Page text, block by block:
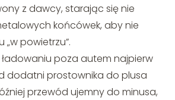
z dawcy, starając się nie
końcówek, aby nie
powietrzu”.
ładowaniu poza autem najpierw
dodatni prostownika do plusa
przewód ujemny do minusa,